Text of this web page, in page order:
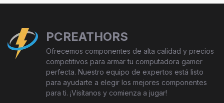
PCREATHORS
Ofrecemos componentes de alta calidad y precios
competitivos para armar tu computadora gamer
perfecta. Nuestro equipo de expertos está listo
para ayudarte a elegir los mejores componentes
para ti. ¡Visítanos y comienza a jugar!